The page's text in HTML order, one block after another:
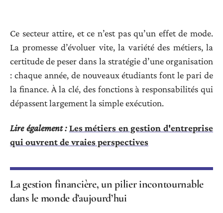
Ce secteur attire, et ce n’est pas qu’un effet de mode.
La promesse d’évoluer vite, la variété des métiers, la
certitude de peser dans la stratégie d’une organisation
: chaque année, de nouveaux étudiants font le pari de
la finance. À la clé, des fonctions à responsabilités qui
dépassent largement la simple exécution.
Lire également : Les métiers en gestion d'entreprise
qui ouvrent de vraies perspectives
La gestion financière, un pilier incontournable
dans le monde d’aujourd’hui